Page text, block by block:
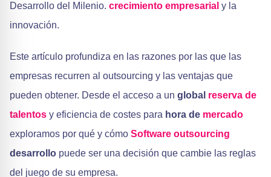
Desarrollo del Milenio. crecimiento empresarial y la
innovación.
Este artículo profundiza en las razones por las que las
empresas recurren al outsourcing y las ventajas que
pueden obtener. Desde el acceso a un global reserva de
talentos y eficiencia de costes para hora de mercado
exploramos por qué y cómo Software outsourcing
desarrollo puede ser una decisión que cambie las reglas
del juego de su empresa.